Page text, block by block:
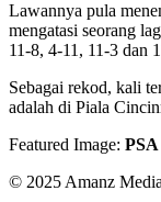
Lawannya pula
mengatasi seorang
11-8, 4-11, 11-3 dan
Sebagai rekod, kali
adalah di Piala
Featured Image:
© 2025 Amanz